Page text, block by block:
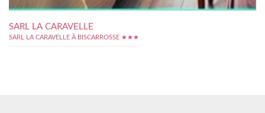
SARL LA CARAVELLE
SARL LA CARAVELLE À BISCARROSSE ★★★